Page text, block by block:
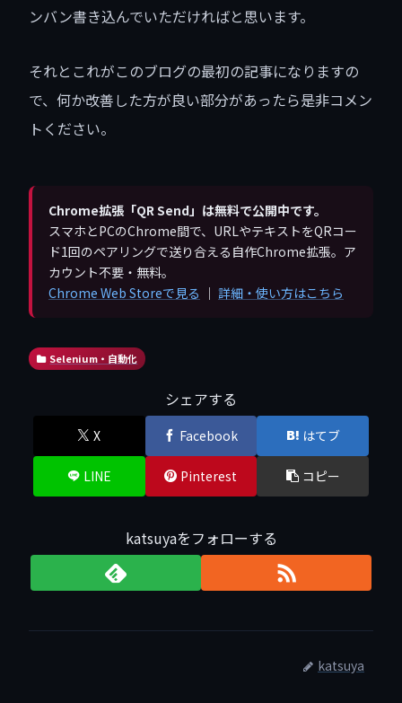
ンバン書き込んでいただければと思います。
それとこれがこのブログの最初の記事になりますの
で、何か改善した方が良い部分があったら是非コメン
トください。
Chrome拡張「QR Send」は無料で公開中です。
スマホとPCのChrome間で、URLやテキストをQRコー
ド1回のペアリングで送り合える自作Chrome拡張。ア
カウント不要・無料。
Chrome Web Storeで見る ｜ 詳細・使い方はこちら
Selenium・自動化
シェアする
X Facebook はてブ
LINE Pinterest コピー
katsuyaをフォローする
katsuya